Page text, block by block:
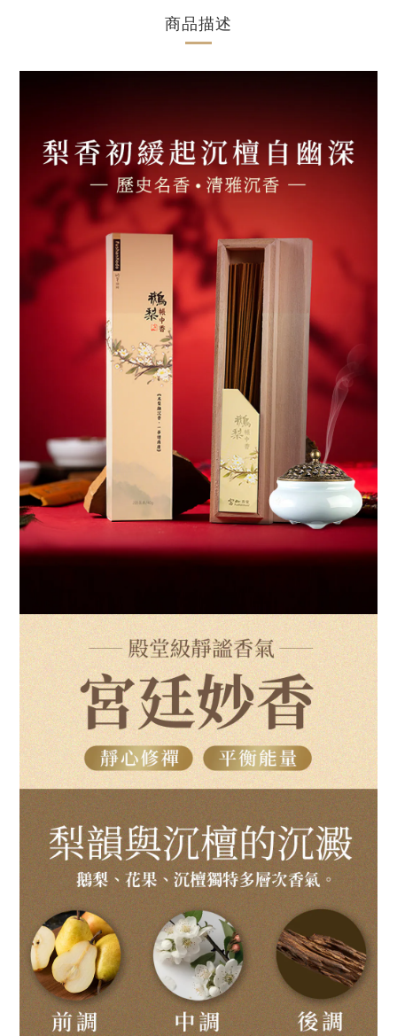
商品描述